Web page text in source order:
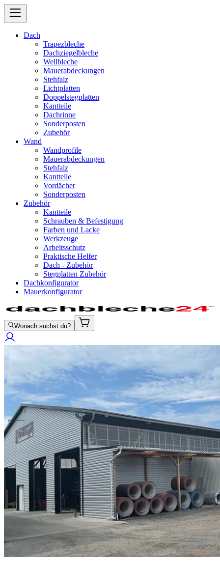
Dach
Trapezbleche
Dachziegelbleche
Wellbleche
Mauerabdeckungen
Stehfalz
Lichtplatten
Doppelstegplatten
Kantteile
Dachrinne
Sonderposten
Zubehör
Wand
Wandprofile
Mauerabdeckungen
Stehfalz
Kantteile
Vordächer
Sonderposten
Zubehör
Kantteile
Schrauben & Befestigung
Farben und Lacke
Werkzeuge
Arbeitsschutz
Praktische Helfer
Dach - Zubehör
Stegplatten Zubehör
Dachkonfigurator
Mauerkonfigurator
Wonach suchst du?